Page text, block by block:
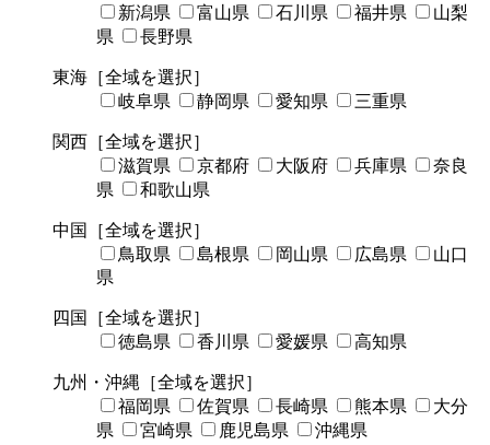
新潟県
富山県 石川県 福井県
山梨
県
長野県
東海 ［全域を選択］
岐阜県
静岡県 愛知県 三重県
関西 ［全域を選択］
滋賀県
京都府 大阪府 兵庫県
奈良
県
和歌山県
中国
［全域を選択］
鳥取県
島根県 岡山県 広島県
山口
県
四国
［全域を選択］
徳島県
香川県 愛媛県 高知県
九州・沖縄 ［全域を選択］
福岡県
佐賀県 長崎県 熊本県
大分
県
宮崎県 鹿児島県 沖縄県